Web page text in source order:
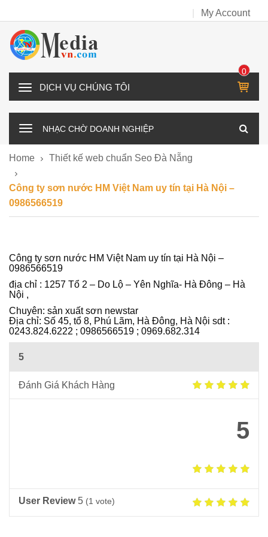
My Account
D
H
H
T
Ô
I
0
IT
M
NHẠC CHỜ DOANH NGHIỆP
Home Thiết kế web chuẩn Seo Đà Nẵng
Công ty sơn nước HM Việt Nam uy tín tại Hà Nội –
0986566519
Công ty sơn nước HM Việt Nam uy tín tại Hà Nội –
0986566519
địa chỉ : 1257 Tổ 2 – Do Lộ – Yên Nghĩa- Hà Đông – Hà
Nội ,
Chuyên: sản xuất sơn newstar
Địa chỉ: Số 45, tổ 8, Phú Lãm, Hà Đông, Hà Nội sdt :
0243.824.6222 ; 0986566519 ; 0969.682.314
5
Đánh Giá Khách Hàng
5
User Review 5 (1 vote)